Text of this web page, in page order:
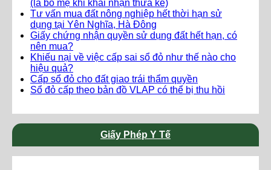
(là bố mẹ khi khai nhận thừa kế)
Tư vấn mua đất nông nghiệp hết thời hạn sử
dụng tại Yên Nghĩa, Hà Đông
Giấy chứng nhận quyền sử dụng đất hết hạn, có
nên mua?
Khiếu nại về việc cấp sai sổ đỏ như thế nào cho
hiệu quả?
Cấp sổ đỏ cho đất giao trái thẩm quyền
Sổ đỏ cấp theo bản đồ VLAP có thể bị thu hồi
Giấy Phép Y Tế